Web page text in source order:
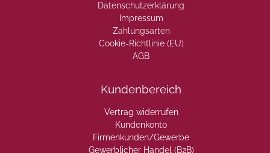
Datenschutzerklärung
Impressum
Zahlungsarten
Cookie-Richtlinie (EU)
AGB
Kundenbereich
Vertrag widerrufen
Kundenkonto
Firmenkunden/Gewerbe
Gewerblicher Handel (B2B)